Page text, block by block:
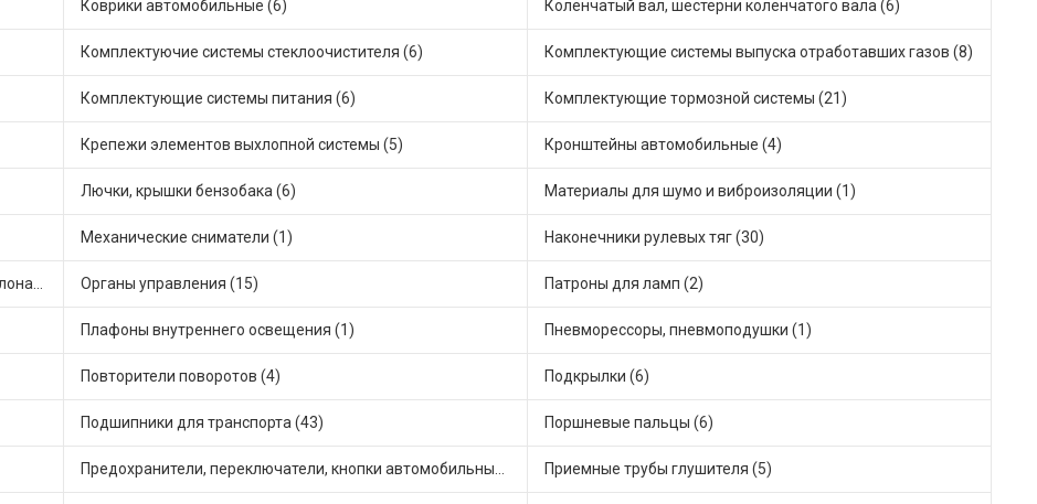
Коврики автомобильные (6) Коленчатый вал, шестерни коленчатого вала (6)
Комплектуючие системы стеклоочистителя (6) Комплектующие системы выпуска отработавших газов (8)
Комплектующие системы питания (6) Комплектующие тормозной системы (21)
Крепежи элементов выхлопной системы (5) Кронштейны автомобильные (4)
Лючки, крышки бензобака (6) Материалы для шумо и виброизоляции (1)
Механические сниматели (1) Наконечники рулевых тяг (30)
Органы управления (15) Патроны для ламп (2)
Плафоны внутреннего освещения (1) Пневморессоры, пневмоподушки (1)
Повторители поворотов (4) Подкрылки (6)
Подшипники для транспорта (43) Поршневые пальцы (6)
Приемные трубы глушителя (5)